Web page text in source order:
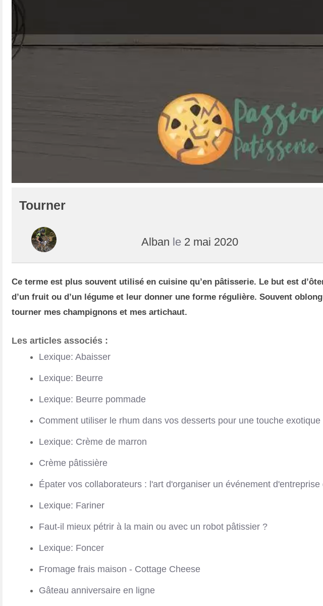
Tourner
Alban le 2 mai 2020
Ce terme est plus souvent utilisé en cuisine qu’en pâtisserie. Le but est
d’un fruit ou d’un légume et leur donner une forme régulière. Souvent
tourner mes champignons et mes artichaut.
Les articles associés :
Lexique: Abaisser
Lexique: Beurre
Lexique: Beurre pommade
Comment utiliser le rhum dans vos desserts pour une touche exotique
Lexique: Crème de marron
Crème pâtissière
Épater vos collaborateurs : l'art d'organiser un événement
Lexique: Fariner
Faut-il mieux pétrir à la main ou avec un robot pâtissier ?
Lexique: Foncer
Fromage frais maison - Cottage Cheese
Gâteau anniversaire en ligne